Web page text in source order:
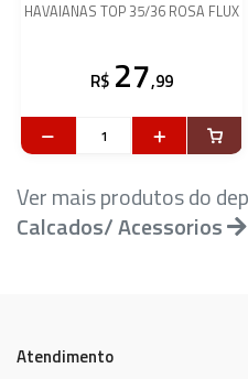
HAVAIANAS TOP 35/36 ROSA FLUX
R$ 27,99
Ver mais produtos do
Calcados/ Acessorios
Atendimento